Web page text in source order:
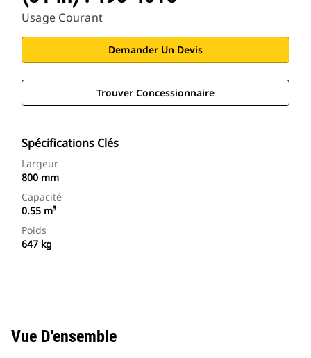
Usage Courant
Demander Un Devis
Trouver Concessionnaire
Spécifications Clés
Largeur
800 mm
Capacité
0.55 m³
Poids
647 kg
Vue D'ensemble